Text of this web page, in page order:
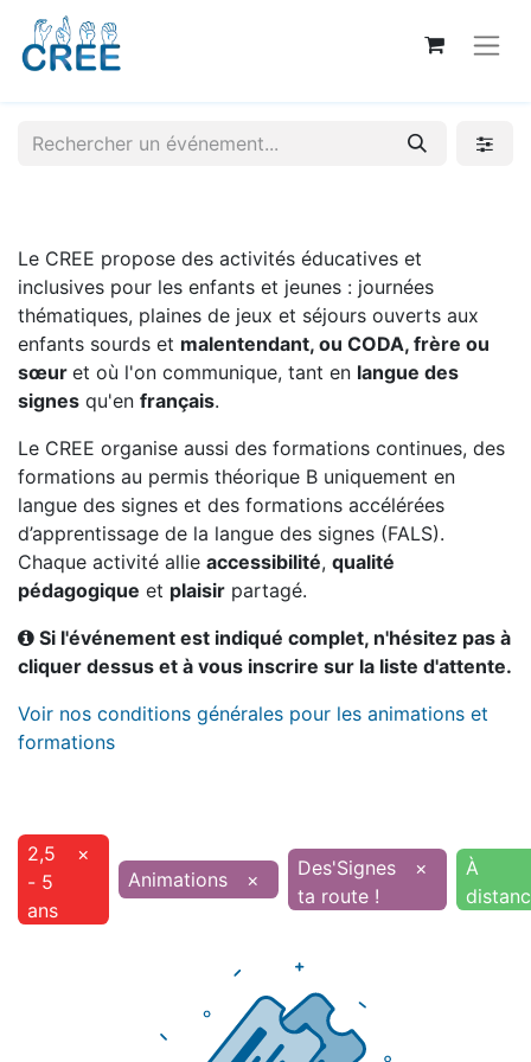
Le CREE propose des activités éducatives et
inclusives pour les enfants et jeunes : journées
thématiques, plaines de jeux et séjours ouverts aux
enfants sourds et malentendant, ou CODA, frère ou
sœur et où l'on communique, tant en langue des
signes qu'en français.
Le CREE organise aussi des formations continues, des
formations au permis théorique B uniquement en
langue des signes et des formations accélérées
d’apprentissage de la langue des signes (FALS).
Chaque activité allie accessibilité, qualité
pédagogique et plaisir partagé.
Si l'événement est indiqué complet, n'hésitez pas à
cliquer dessus et à vous inscrire sur la liste d'attente.
Voir nos conditions générales pour les animations et
formations
2,5
- 5
ans
×
Animations
×
Des'Signes
ta route !
×
À